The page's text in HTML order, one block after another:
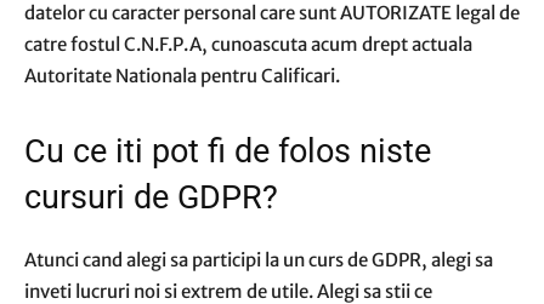
datelor cu caracter personal care sunt AUTORIZATE legal de
catre fostul C.N.F.P.A, cunoascuta acum drept actuala
Autoritate Nationala pentru Calificari.
Cu ce iti pot fi de folos niste
cursuri de GDPR?
Atunci cand alegi sa participi la un curs de GDPR, alegi sa
inveti lucruri noi si extrem de utile. Alegi sa stii ce